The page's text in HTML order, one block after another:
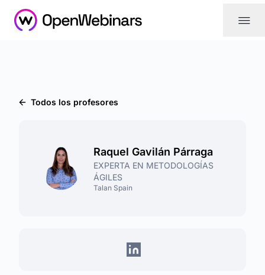
|||
Todos los profesores
Raquel Gavilán Párraga
EXPERTA EN METODOLOGÍAS
ÁGILES
Talan Spain